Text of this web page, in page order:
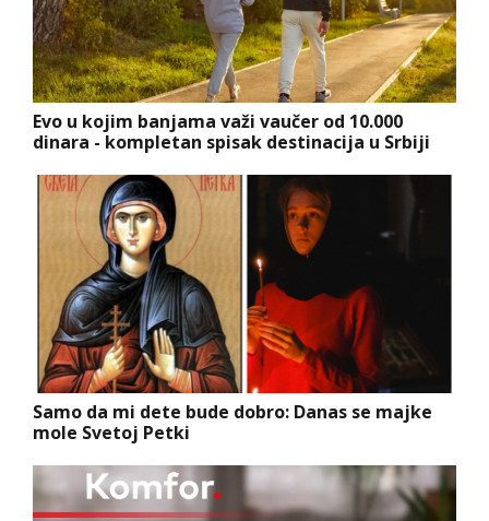
Evo u kojim banjama važi vaučer od 10.000
dinara - kompletan spisak destinacija u Srbiji
Samo da mi dete bude dobro: Danas se majke
mole Svetoj Petki